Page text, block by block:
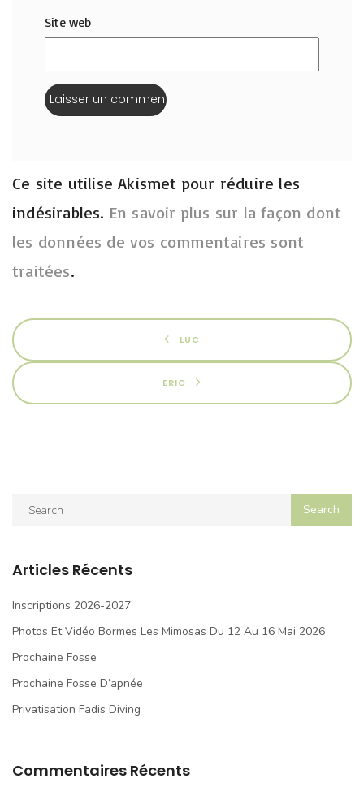
Site web
Ce site utilise Akismet pour réduire les
indésirables. En savoir plus sur la façon dont
les données de vos commentaires sont
traitées.
LUC
ERIC
Articles Récents
Inscriptions 2026-2027
Photos Et Vidéo Bormes Les Mimosas Du 12 Au 16 Mai 2026
Prochaine Fosse
Prochaine Fosse D’apnée
Privatisation Fadis Diving
Commentaires Récents